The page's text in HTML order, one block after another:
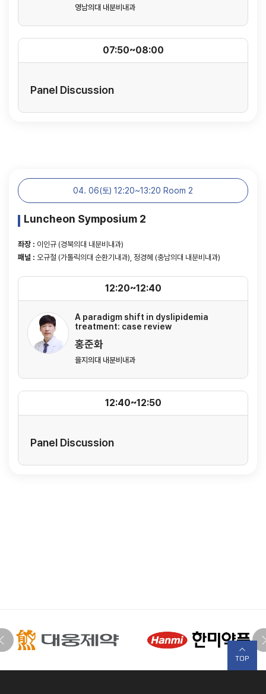
영남의대 내분비내과
Panel Discussion
07:50~08:00
04. 06(토) 12:20~13:20 Room 2
Luncheon Symposium 2
좌장 : 이인규 (경북의대 내분비내과)
패널 : 오규철 (가톨릭의대 순환기내과), 정경혜 (충남의대 내분비내과)
A paradigm shift in dyslipidemia
treatment: case review
홍준화
을지의대 내분비내과
12:20~12:40
Panel Discussion
12:40~12:50
TOP